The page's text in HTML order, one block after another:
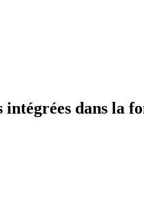
intégrées dans la